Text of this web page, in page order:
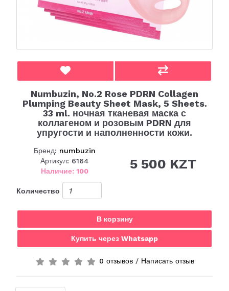
Numbuzin, No.2 Rose PDRN Collagen
Plumping Beauty Sheet Mask, 5 Sheets.
33 ml. ночная тканевая маска с
коллагеном и розовым PDRN для
упругости и наполненности кожи.
Бренд: numbuzin
Артикул: 6164
Наличие: 100
5 500 KZT
Количество
В корзину
Купить через Whatsapp
0 отзывов/ Написать отзыв